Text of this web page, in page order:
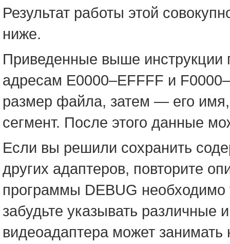
Результат работы этой
ниже.
Приведенные выше инструкции
адресам E0000–EFFFF и
размер файла, затем — его
сегмент. После этого данные
Если вы решили сохранить
других адаптеров, повторите
программы DEBUG
забудьте указывать
видеоадаптера может занимать